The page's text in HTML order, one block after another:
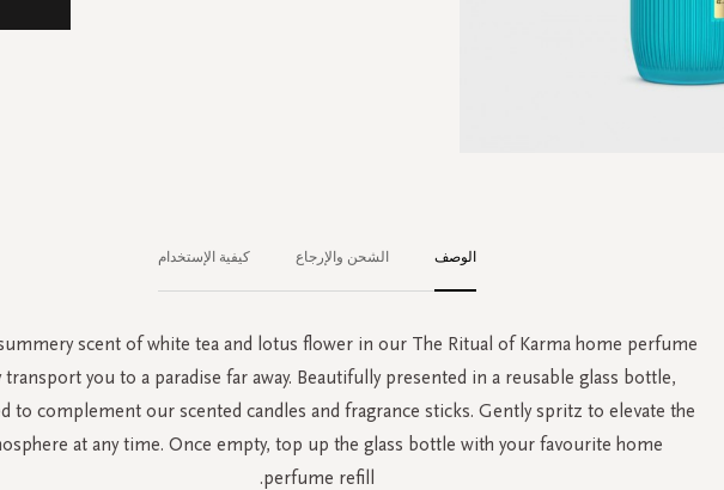
الوصف
scent of white tea and lotus flower in our The Ritual of Karma home perfume
transport you to a paradise far away. Beautifully presented in a reusable glass bottle,
to complement our scented candles and fragrance sticks. Gently spritz to elevate the
at any time. Once empty, top up the glass bottle with your favourite home
perfume refill.
الشحن والإرجاع كيفية الإستخدام